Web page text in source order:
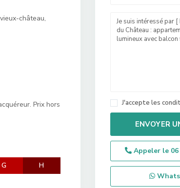
château,
Prix hors
G H
J'accepte les
Appeler le